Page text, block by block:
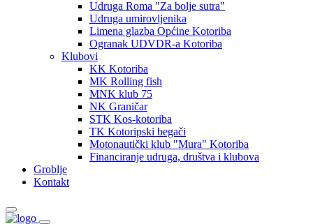
Udruga Roma "Za bolje sutra"
Udruga umirovljenika
Limena glazba Općine Kotoriba
Ogranak UDVDR-a Kotoriba
Klubovi
KK Kotoriba
MK Rolling fish
MNK klub 75
NK Graničar
STK Kos-kotoriba
TK Kotoripski begači
Motonautički klub "Mura" Kotoriba
Financiranje udruga, društva i klubova
Groblje
Kontakt